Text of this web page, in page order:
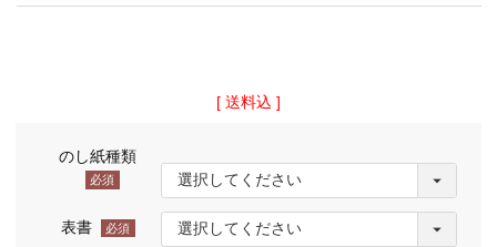
送料込
のし紙種類
須)
表書